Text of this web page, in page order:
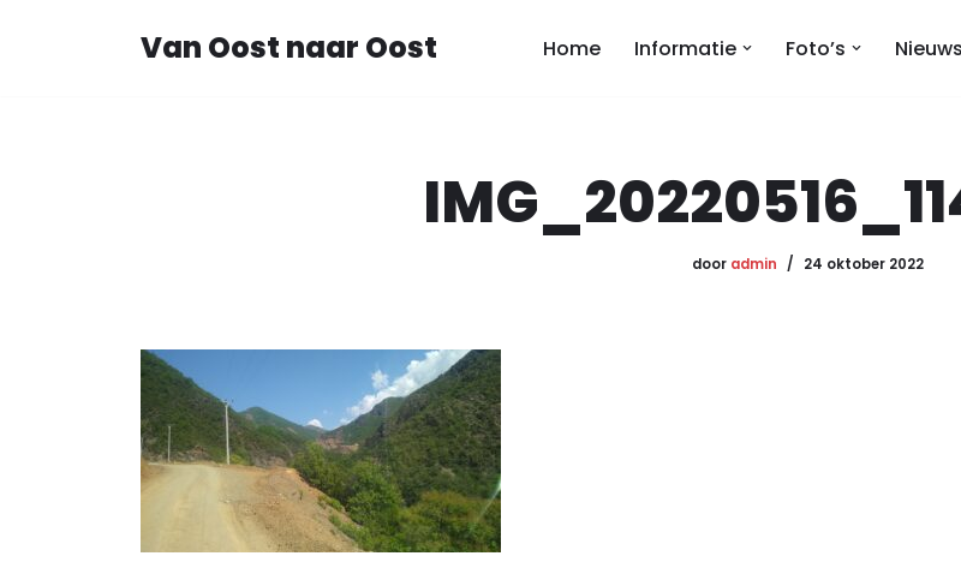
Van Oost naar Oost Home Informatie Foto’s Nieuws
door admin 24 oktober 2022